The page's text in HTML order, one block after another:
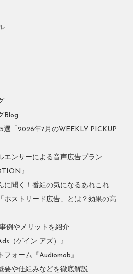
Blog
選「2026年7月のWEEKLY PICKUP
エンサーによる音声広告プラン
』
に聞く！番組の気になるあれこれ
ホストリード広告」とは？効果の高
例やメリットを紹介
（ゲイン アズ）』
ォーム『Audiomob』
要や仕組みなどを徹底解説